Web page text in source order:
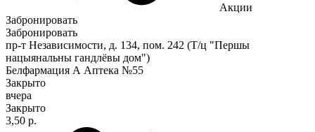
Акции
Забронировать
Забронировать
пр-т Независимости, д. 134, пом. 242 (Т/ц "Першы
нацыянальны гандлёвы дом")
Белфармация А Аптека №55
Закрыто
вчера
Закрыто
3,50 р.